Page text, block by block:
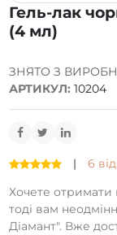
Гель-лак
(4 мл)
| 6
Хочете отримати
тоді вам
Діамант". Вже
ЗНЯТО З
АРТИКУЛ: 10204